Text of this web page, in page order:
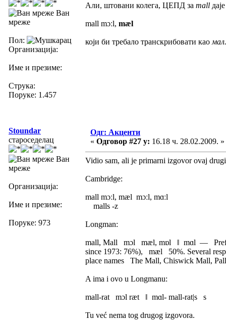
Ван
мреже
Пол:
Организација:
Име и презиме:
Струка:
Поруке: 1.457
Али, штовани колега, ЦЕПД за mall
mall mɔːl, mæl
који би требало транскрибовати као мал.
Stoundar
староседелац
Ван
мреже
Организација:
Име и презиме:
Поруке: 973
Одг: Акценти
« Одговор #27 у: 16.18 ч. 28.02.2009. »
Vidio sam, ali je primarni izgovor ovaj
Cambridge:
mall mɔːl, mæl mɔːl, mɑːl
malls -z
Longman:
mall, Mall mɔl mæl, mɒl ǁ mɑl —
since 1973: 76%), mæl 50%. Several
place names The Mall, Chiswick Mall,
A ima i ovo u Longmanu:
mall-rat mɔl ræt ǁ mɑl- mall-rat|s s
Tu već nema tog drugog izgovora.